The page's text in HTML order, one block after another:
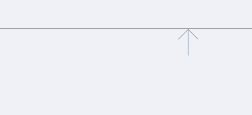
To